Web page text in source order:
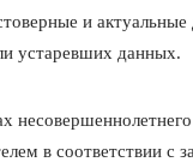
и
устаревших данных.
в соответствии с